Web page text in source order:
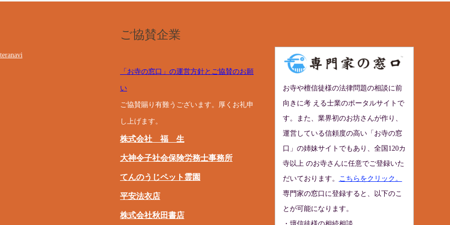
ご協賛企業
「お寺の窓口」の運営方針とご協賛のお願
い
ご協賛賜り有難うございます。厚くお礼申
し上げます。
株式会社 福 生
大神令子社会保険労務士事務所
てんのうじペット霊園
平安法衣店
株式会社秋田書店
お寺や檀信徒様の法律問題の相談に前
向きに考 える士業のポータルサイトで
す。また、業界初のお坊さんが作り、
運営している信頼度の高い「お寺の窓
口」の姉妹サイトでもあり、全国120カ
寺以上 のお寺さんに任意でご登録いた
だいております。 こちらをクリック。
専門家の窓口に登録すると、以下のこ
とが可能になります。